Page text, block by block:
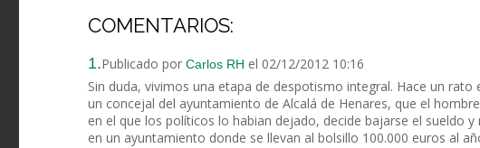
COMENTARIOS:
1.Publicado por Carlos RH el 02/12/2012 10:16
Sin duda, vivimos una etapa de despotismo integral. Hace un
un concejal del ayuntamiento de Alcalá de Henares, que el
en el que los políticos lo habian dejado, decide bajarse el sueldo
en un ayuntamiento donde se llevan al bolsillo 100.000 euros al